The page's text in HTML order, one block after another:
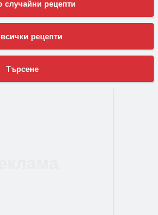
случайни рецепти
рецепти
Търсене